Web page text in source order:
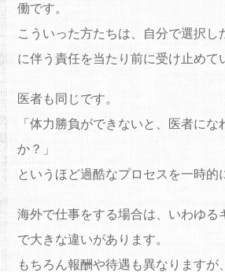
働です。
こういった方たちは、自分で選択し
に伴う責任を当たり前に受け止めて
医者も同じです。
「体力勝負ができないと、医者にな
か？」
というほど過酷なプロセスを一時的
海外で仕事をする場合は、いわゆる
で大きな違いがあります。
もちろん報酬や待遇も異なりますが